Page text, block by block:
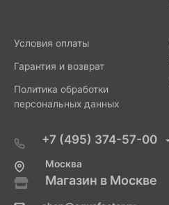
Условия оплаты
Гарантия и возврат
Политика обработки
персональных данных
+7 (495) 374-57-00
Москва
Магазин в Москве